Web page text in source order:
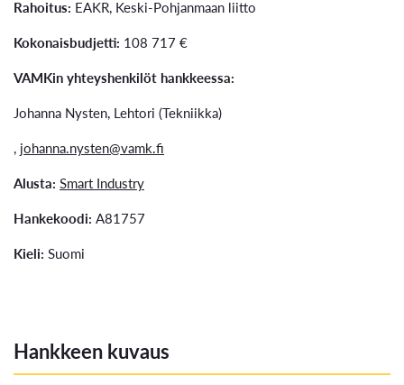
Rahoitus: EAKR, Keski-Pohjanmaan liitto
Kokonaisbudjetti: 108 717 €
VAMKin yhteyshenkilöt hankkeessa:
Johanna Nysten, Lehtori (Tekniikka)
, johanna.nysten@vamk.fi
Alusta: Smart Industry
Hankekoodi: A81757
Kieli: Suomi
Hankkeen kuvaus